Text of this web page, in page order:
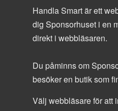
Handla Smart är ett
dig Sponsorhuset i en
direkt i webbläsaren.
Du påminns om
besöker en butik som
Välj webbläsare för att